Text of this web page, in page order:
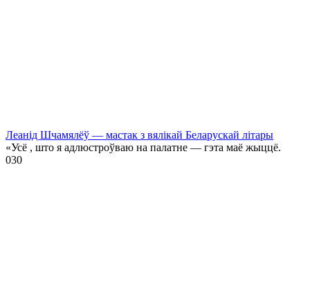
Леанід Шчамялёў — мастак з вялікай Беларускай літары
«Усё , што я адлюстроўваю на палатне — гэта маё жыццё.
030